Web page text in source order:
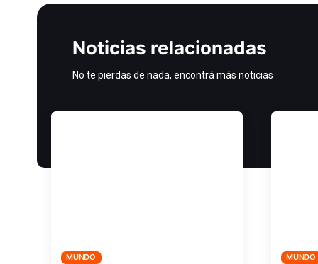
Noticias relacionadas
No te pierdas de nada, encontrá más noticias
MUNDO MUNDO